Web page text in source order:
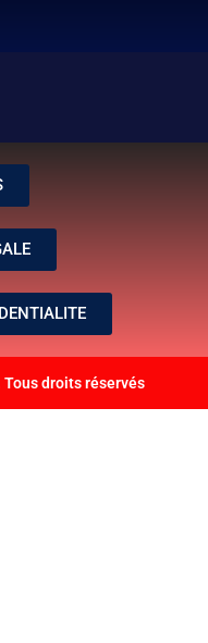
Tous droits réservés